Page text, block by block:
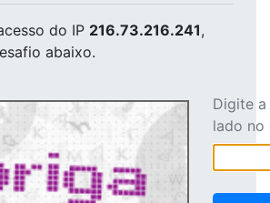
do IP 216.73.216.241,
abaixo.
Digite
lado no